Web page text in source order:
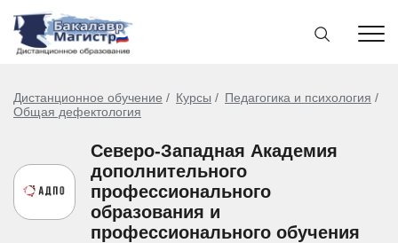
Дистанционное обучение Курсы
Педагогика и психология
Общая дефектология
Северо-Западная Академия
дополнительного
профессионального
образования и
профессионального обучения